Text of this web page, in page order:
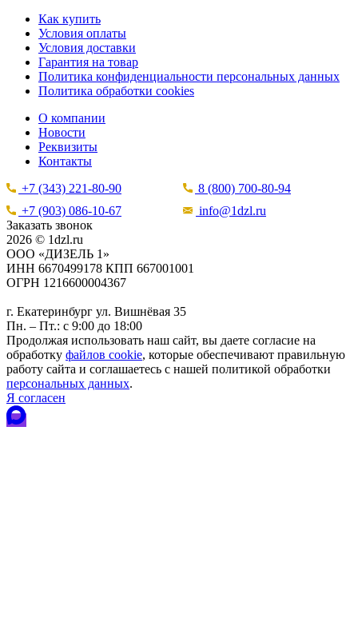
Как купить
Условия оплаты
Условия доставки
Гарантия на товар
Политика конфиденциальности персональных данных
Политика обработки cookies
О компании
Новости
Реквизиты
Контакты
+7 (343) 221-80-90
8 (800) 700-80-94
+7 (903) 086-10-67
info@1dzl.ru
Заказать звонок
2026 © 1dzl.ru
ООО «ДИЗЕЛЬ 1»
ИНН 6670499178 КПП 667001001
ОГРН 1216600004367
г. Екатеринбург ул. Вишнёвая 35
Пн. – Пт.: с 9:00 до 18:00
Продолжая использовать наш сайт, вы даете согласие на
обработку файлов cookie, которые обеспечивают правильную
работу сайта и соглашаетесь с нашей политикой обработки
персональных данных.
Я согласен